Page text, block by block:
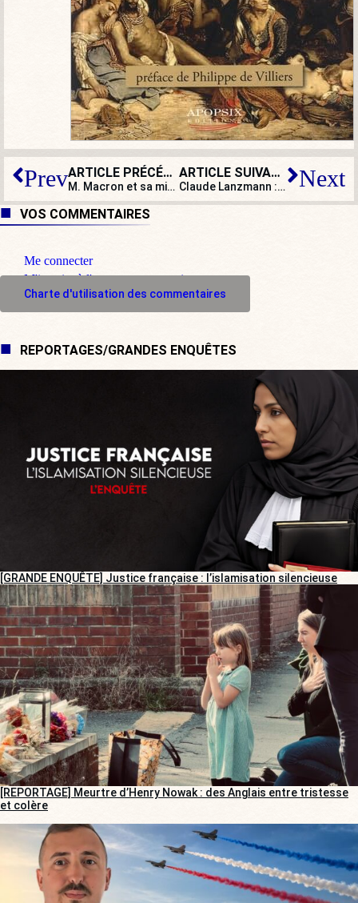
Prev ARTICLE PRÉCÉDENT
M. Macron et sa ministre ont mis le b… dans l’affectation post-bac !
ARTICLE SUIVANT
Claude Lanzmann : un résistant qui savait être juste Next
VOS COMMENTAIRES
Me connecter
M'inscrire à l'espace commentaire
Charte d'utilisation des commentaires
REPORTAGES/GRANDES ENQUÊTES
[GRANDE ENQUÊTE] Justice française : l’islamisation silencieuse
[REPORTAGE] Meurtre d’Henry Nowak : des Anglais entre tristesse
et colère